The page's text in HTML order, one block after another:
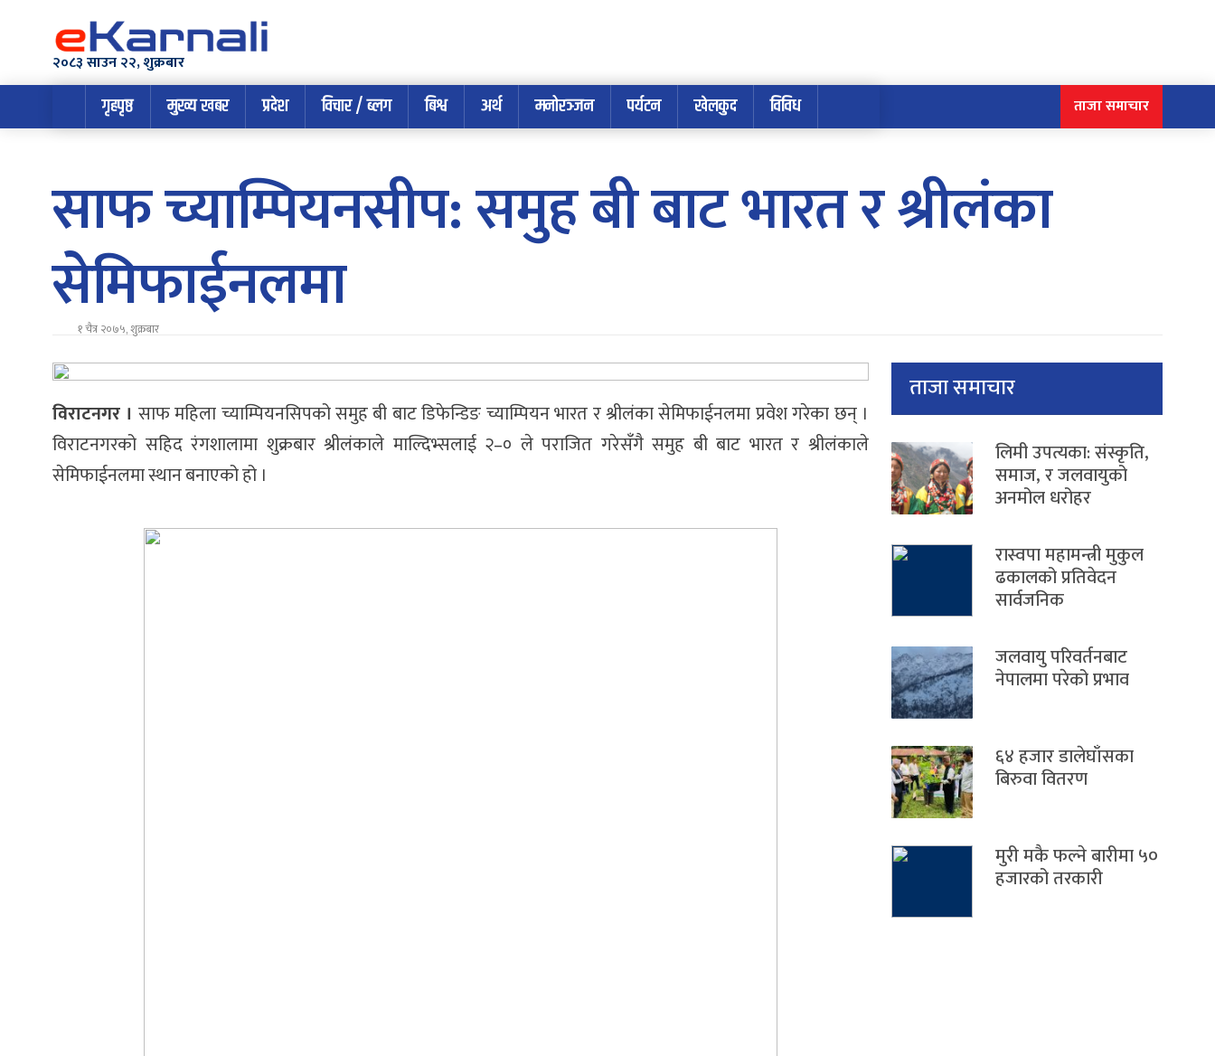
२०८३ साउन २२, शुक्रबार
गृहपृष्ठ मुख्य खबर प्रदेश विचार / ब्लग बिश्व अर्थ मनोरञ्जन पर्यटन खेलकुद विविध ताजा समाचार
साफ च्याम्पियनसीप: समुह बी बाट भारत र श्रीलंका
सेमिफाईनलमा
१ चैत्र २०७५, शुक्रबार
विराटनगर । साफ महिला च्याम्पियनसिपको समुह बी बाट डिफेन्डिङ च्याम्पियन भारत र श्रीलंका सेमिफाईनलमा प्रवेश गरेका छन् ।
विराटनगरको सहिद रंगशालामा शुक्रबार श्रीलंकाले माल्दिभ्सलाई २–० ले पराजित गरेसँगै समुह बी बाट भारत र श्रीलंकाले
सेमिफाईनलमा स्थान बनाएको हो ।
ताजा समाचार
लिमी उपत्यका: संस्कृति,
समाज, र जलवायुको
अनमोल धरोहर
रास्वपा महामन्त्री मुकुल
ढकालको प्रतिवेदन
सार्वजनिक
जलवायु परिवर्तनबाट
नेपालमा परेको प्रभाव
६४ हजार डालेघाँसका
बिरुवा वितरण
मुरी मकै फल्ने बारीमा ५०
हजारको तरकारी